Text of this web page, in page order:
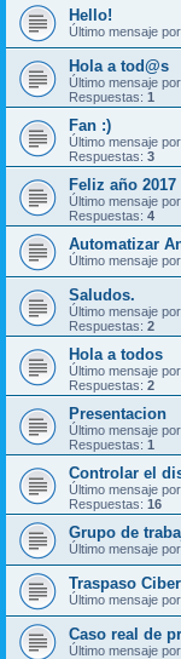
Hello!
Último mensaje por
Hola a tod@s
Último mensaje por
Respuestas: 1
Fan :)
Último mensaje por
Respuestas: 3
Feliz año 2017
Último mensaje por
Respuestas: 4
Automatizar
Último mensaje por
Saludos.
Último mensaje por
Respuestas: 2
Hola a todos
Último mensaje por
Respuestas: 2
Presentacion
Último mensaje por
Respuestas: 1
Controlar el
Último mensaje por
Respuestas: 16
Grupo de
Último mensaje por
Traspaso
Último mensaje por
Caso real de
Último mensaje por